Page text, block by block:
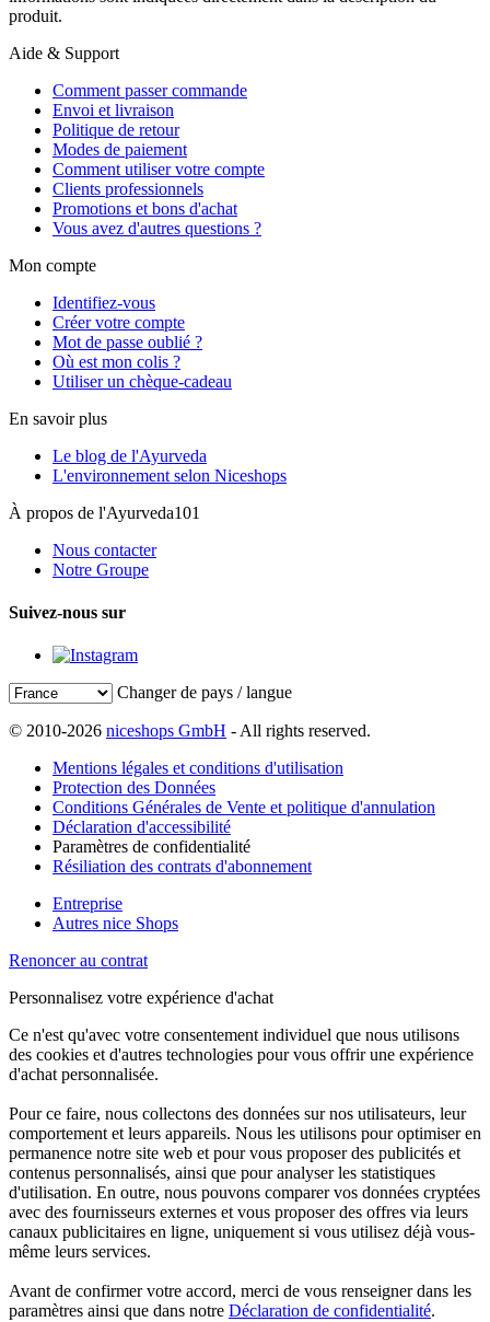
produit.
Aide & Support
Comment passer commande
Envoi et livraison
Politique de retour
Modes de paiement
Comment utiliser votre compte
Clients professionnels
Promotions et bons d'achat
Vous avez d'autres questions ?
Mon compte
Identifiez-vous
Créer votre compte
Mot de passe oublié ?
Où est mon colis ?
Utiliser un chèque-cadeau
En savoir plus
Le blog de l'Ayurveda
L'environnement selon Niceshops
À propos de l'Ayurveda101
Nous contacter
Notre Groupe
Suivez-nous sur
Changer de pays / langue
© 2010-2026 niceshops GmbH - All rights reserved.
Mentions légales et conditions d'utilisation
Protection des Données
Conditions Générales de Vente et politique d'annulation
Déclaration d'accessibilité
Paramètres de confidentialité
Résiliation des contrats d'abonnement
Entreprise
Autres nice Shops
Renoncer au contrat
Personnalisez votre expérience d'achat
Ce n'est qu'avec votre consentement individuel que nous utilisons
des cookies et d'autres technologies pour vous offrir une expérience
d'achat personnalisée.
Pour ce faire, nous collectons des données sur nos utilisateurs, leur
comportement et leurs appareils. Nous les utilisons pour optimiser en
permanence notre site web et pour vous proposer des publicités et
contenus personnalisés, ainsi que pour analyser les statistiques
d'utilisation. En outre, nous pouvons comparer vos données cryptées
avec des fournisseurs externes et vous proposer des offres via leurs
canaux publicitaires en ligne, uniquement si vous utilisez déjà vous-
même leurs services.
Avant de confirmer votre accord, merci de vous renseigner dans les
paramètres ainsi que dans notre Déclaration de confidentialité.